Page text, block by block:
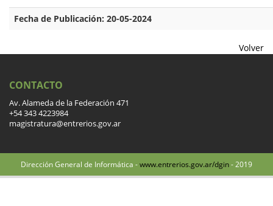
Fecha de Publicación: 20-05-2024
Volver
CONTACTO
Av. Alameda de la Federación 471
+54 343 4223984
magistratura@entrerios.gov.ar
Dirección General de Informática -www.entrerios.gov.ar/dgin- 2019